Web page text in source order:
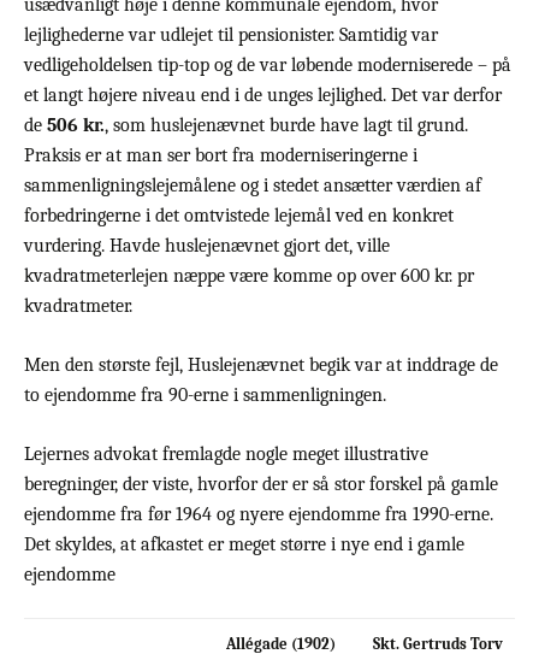
usædvanligt høje i denne kommunale ejendom, hvor
lejlighederne var udlejet til pensionister. Samtidig var
vedligeholdelsen tip-top og de var løbende moderniserede – på
et langt højere niveau end i de unges lejlighed. Det var derfor
de 506 kr., som huslejenævnet burde have lagt til grund.
Praksis er at man ser bort fra moderniseringerne i
sammenligningslejemålene og i stedet ansætter værdien af
forbedringerne i det omtvistede lejemål ved en konkret
vurdering. Havde huslejenævnet gjort det, ville
kvadratmeterlejen næppe være komme op over 600 kr. pr
kvadratmeter.
Men den største fejl, Huslejenævnet begik var at inddrage de
to ejendomme fra 90-erne i sammenligningen.
Lejernes advokat fremlagde nogle meget illustrative
beregninger, der viste, hvorfor der er så stor forskel på gamle
ejendomme fra før 1964 og nyere ejendomme fra 1990-erne.
Det skyldes, at afkastet er meget større i nye end i gamle
ejendomme
Allégade (1902)
Skt. Gertruds Torv